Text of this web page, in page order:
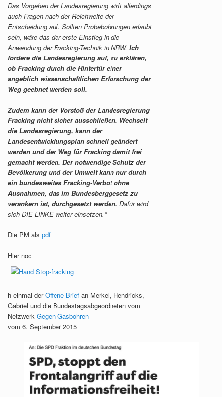
Das Vorgehen der Landesregierung wirft allerdings
auch Fragen nach der Reichweite der
Entscheidung auf. Sollten Probebohrungen erlaubt
sein, wäre das der erste Einstieg in die
Anwendung der Fracking-Technik in NRW. Ich
fordere die Landesregierung auf, zu erklären,
ob Fracking durch die Hintertür einer
angeblich wissenschaftlichen Erforschung der
Weg geebnet werden soll.
Zudem kann der Vorstoß der Landesregierung
Fracking nicht sicher ausschließen. Wechselt
die Landesregierung, kann der
Landesentwicklungsplan schnell geändert
werden und der Weg für Fracking damit frei
gemacht werden. Der notwendige Schutz der
Bevölkerung und der Umwelt kann nur durch
ein bundesweites Fracking-Verbot ohne
Ausnahmen, das im Bundesberggesetz zu
verankern ist, durchgesetzt werden. Dafür wird
sich DIE LINKE weiter einsetzen.“
Die PM als pdf
Hier noc
h einmal derOffene Brief an Merkel, Hendricks,
Gabriel und die Bundestagsabgeordneten vom
Netzwerk Gegen-Gasbohren
vom 6. September 2015